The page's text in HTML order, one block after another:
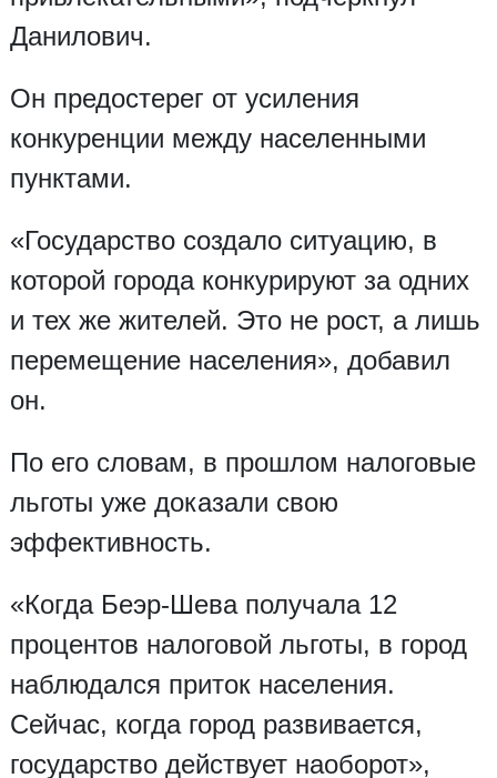
Данилович.
Он предостерег от усиления
конкуренции между населенными
пунктами.
«Государство создало ситуацию, в
которой города конкурируют за одних
и тех же жителей. Это не рост, а лишь
перемещение населения», добавил
он.
По его словам, в прошлом налоговые
льготы уже доказали свою
эффективность.
«Когда Беэр-Шева получала 12
процентов налоговой льготы, в город
наблюдался приток населения.
Сейчас, когда город развивается,
государство действует наоборот»,